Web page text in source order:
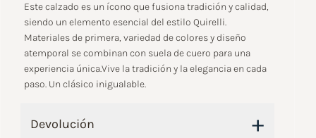
Este calzado es un ícono que fusiona tradición y calidad,
siendo un elemento esencial del estilo Quirelli.
Materiales de primera, variedad de colores y diseño
atemporal se combinan con suela de cuero para una
experiencia única.Vive la tradición y la elegancia en cada
paso. Un clásico inigualable.
Devolución +